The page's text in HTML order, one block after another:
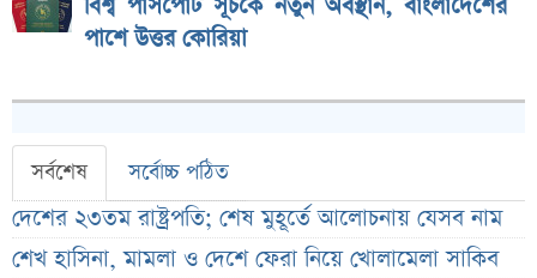
বিশ্ব পাসপোর্ট সূচকে নতুন অবস্থান, বাংলাদেশের
পাশে উত্তর কোরিয়া
সর্বশেষ সর্বোচ্চ পঠিত
দেশের ২৩তম রাষ্ট্রপতি; শেষ মুহূর্তে আলোচনায় যেসব নাম
শেখ হাসিনা, মামলা ও দেশে ফেরা নিয়ে খোলামেলা সাকিব